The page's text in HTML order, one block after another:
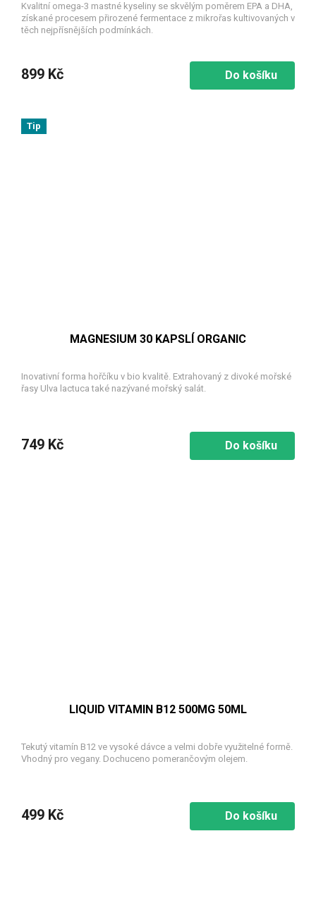
Kvalitní omega-3 mastné kyseliny se skvělým poměrem EPA a DHA,
získané procesem přirozené fermentace z mikrořas kultivovaných v
těch nejpřísnějších podmínkách.
899 Kč Do košíku
Tip
MAGNESIUM 30 KAPSLÍ ORGANIC
Inovativní forma hořčíku v bio kvalitě. Extrahovaný z divoké mořské
řasy Ulva lactuca také nazývané mořský salát.
749 Kč Do košíku
LIQUID VITAMIN B12 500ΜG 50ML
Tekutý vitamín B12 ve vysoké dávce a velmi dobře využitelné formě.
Vhodný pro vegany. Dochuceno pomerančovým olejem.
499 Kč Do košíku